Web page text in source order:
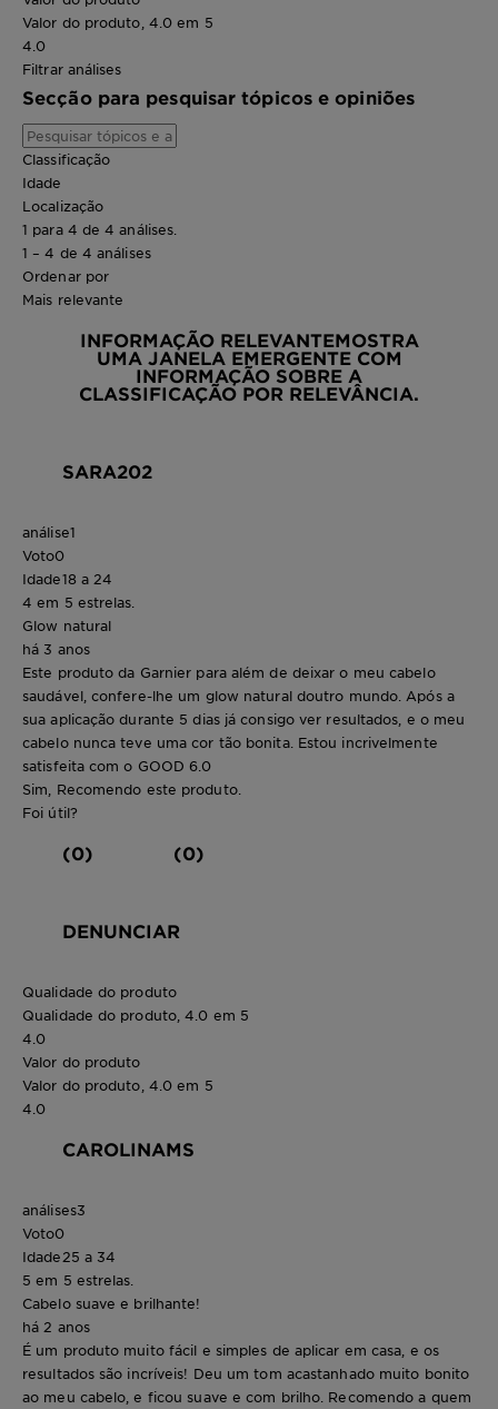
Valor do produto, 4.0 em 5
4.0
Filtrar análises
Secção para pesquisar tópicos e opiniões
Classificação
Idade
Localização
1 para 4 de 4 análises.
1 – 4 de 4 análises
Ordenar por
Mais relevante
INFORMAÇÃO RELEVANTEMOSTRA
UMA JANELA EMERGENTE COM
INFORMAÇÃO SOBRE A
CLASSIFICAÇÃO POR RELEVÂNCIA.
SARA202
análise1
Voto0
Idade18 a 24
4 em 5 estrelas.
Glow natural
há 3 anos
Este produto da Garnier para além de deixar o meu cabelo
saudável, confere-lhe um glow natural doutro mundo. Após a
sua aplicação durante 5 dias já consigo ver resultados, e o meu
cabelo nunca teve uma cor tão bonita. Estou incrivelmente
satisfeita com o GOOD 6.0
Sim, Recomendo este produto.
Foi útil?
(0) (0)
DENUNCIAR
Qualidade do produto
Qualidade do produto, 4.0 em 5
4.0
Valor do produto
Valor do produto, 4.0 em 5
4.0
CAROLINAMS
análises3
Voto0
Idade25 a 34
5 em 5 estrelas.
Cabelo suave e brilhante!
há 2 anos
É um produto muito fácil e simples de aplicar em casa, e os
resultados são incríveis! Deu um tom acastanhado muito bonito
ao meu cabelo, e ficou suave e com brilho. Recomendo a quem